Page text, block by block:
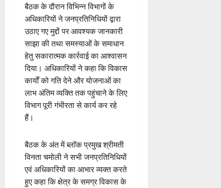
बैठक के दौरान विभिन्न विभागों के
अधिकारियों ने जनप्रतिनिधियों द्वारा
उठाए गए मुद्दों पर आवश्यक जानकारी
साझा की तथा समस्याओं के समाधान
हेतु सकारात्मक कार्रवाई का आश्वासन
दिया। अधिकारियों ने कहा कि विकास
कार्यों को गति देने और योजनाओं का
लाभ अंतिम व्यक्ति तक पहुंचाने के लिए
विभाग पूरी गंभीरता से कार्य कर रहे
हैं।
बैठक के अंत में ब्लॉक प्रमुख श्रीमती
विनता चमोली ने सभी जनप्रतिनिधियों
एवं अधिकारियों का आभार व्यक्त करते
हुए कहा कि क्षेत्र के समग्र विकास के